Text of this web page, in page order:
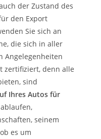
der Zustand des
den Export
Sie sich an
die sich in aller
Angelegenheiten
zertifiziert, denn alle
sind
Ihres Autos für
seinem
es um